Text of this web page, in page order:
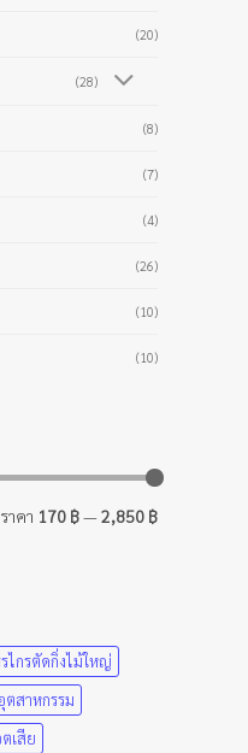
(20)
(28)
(8)
(7)
(4)
(26)
(10)
(10)
ราคา 170 ฿—2,850 ฿
ไกรตัดกิ่งไม้ใหญ่
ตสาหกรรม
เสีย